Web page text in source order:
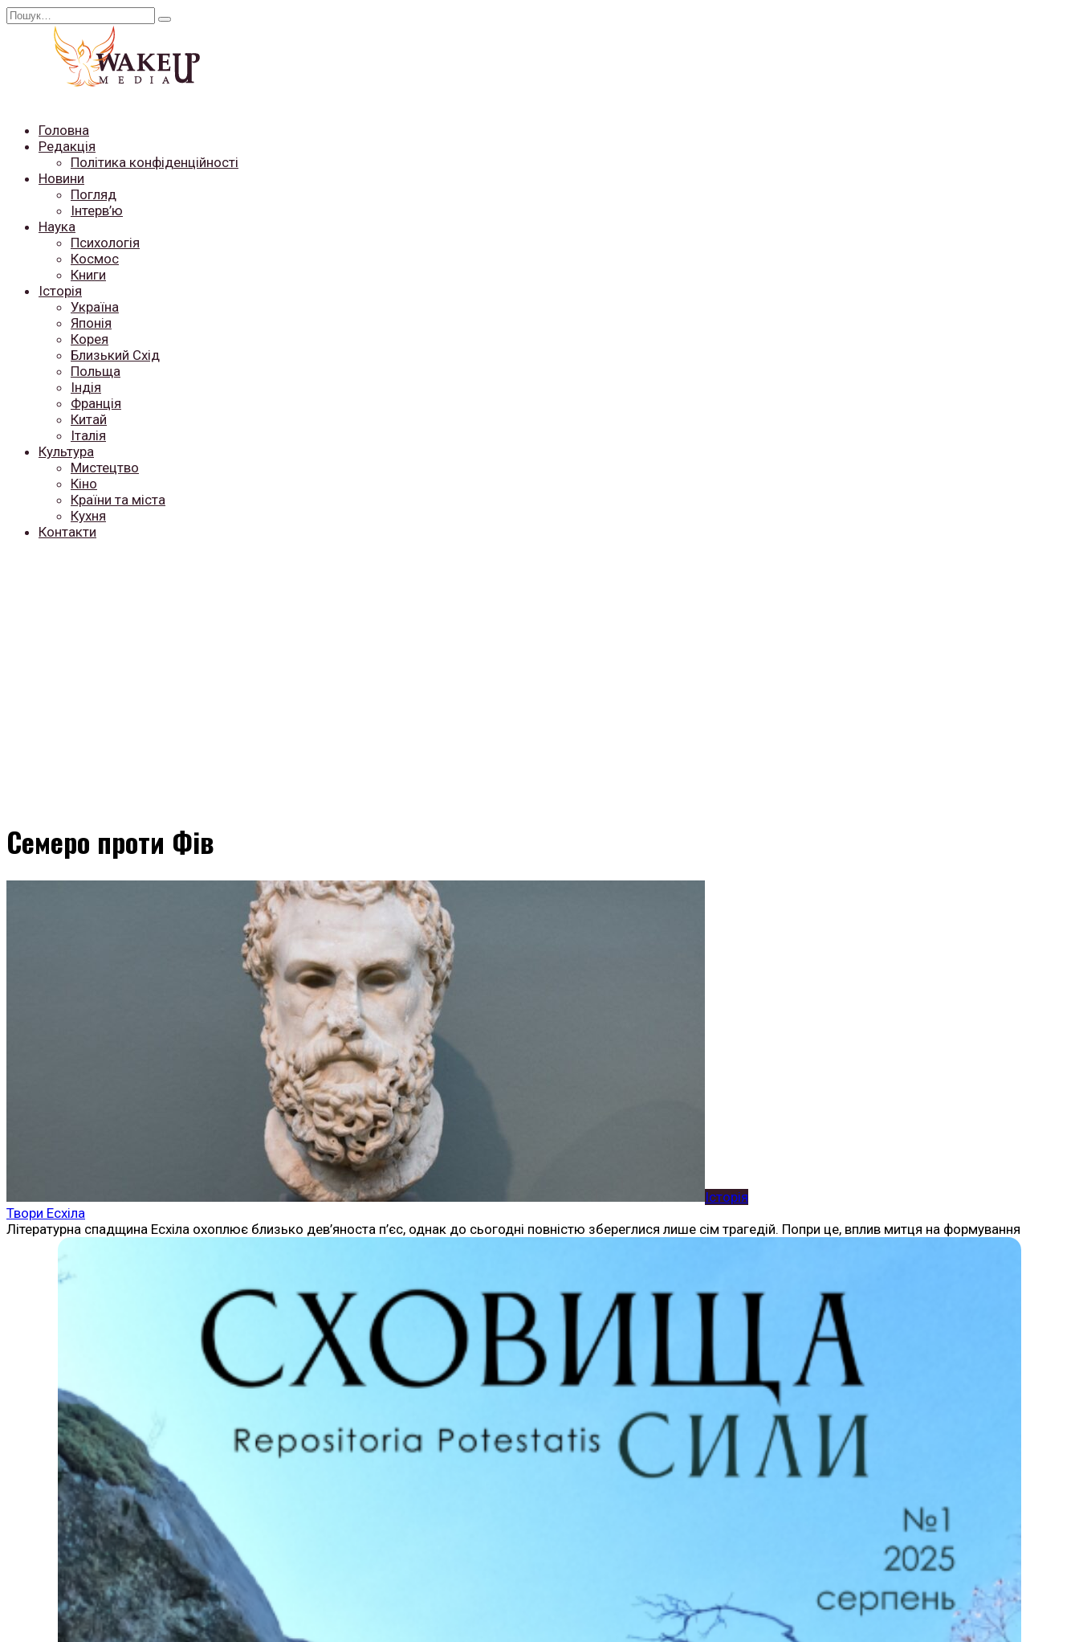
Перейти
Search
Головна
Редакція
Політика конфіденційності
Новини
Погляд
Інтерв’ю
Наука
Психологія
Космос
Книги
Історія
Україна
Японія
Корея
Близький Схід
Польща
Індія
Франція
Китай
Італія
Культура
Мистецтво
Кіно
Країни та міста
Кухня
Контакти
Семеро проти Фів
Історія
Твори Есхіла
Літературна спадщина Есхіла охоплює близько дев’яноста п’єс, однак до сьогодні повністю збереглися лише сім трагедій. Попри це, вплив митця на формування